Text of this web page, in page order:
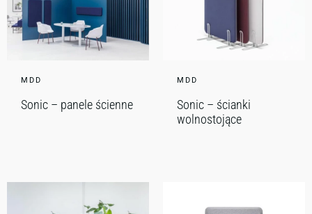
MDD
Sonic – panele ścienne
MDD
Sonic – ścianki
wolnostojące